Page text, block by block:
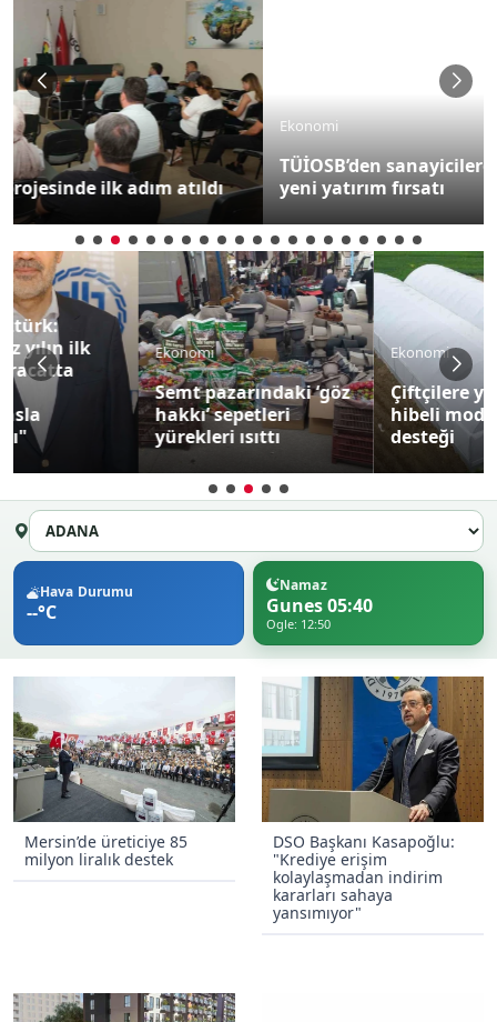
Ekonomi
TÜİOSB’den sanayicilere 200 bin metrekarelik
yeni yatırım fırsatı
Ekonomi
Semt pazarındaki ‘göz
hakkı’ sepetleri
yürekleri ısıttı
Ekonomi
Çiftçilere yüzde 50
hibeli modern sera
desteği
Hava Durumu
--°C
Namaz
Gunes 05:40
Ogle: 12:50
Mersin’de üreticiye 85
milyon liralık destek
DSO Başkanı Kasapoğlu:
"Krediye erişim
kolaylaşmadan indirim
kararları sahaya
yansımıyor"